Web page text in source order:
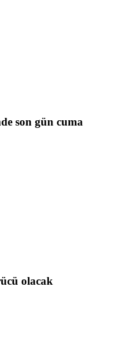
son gün cuma
olacak